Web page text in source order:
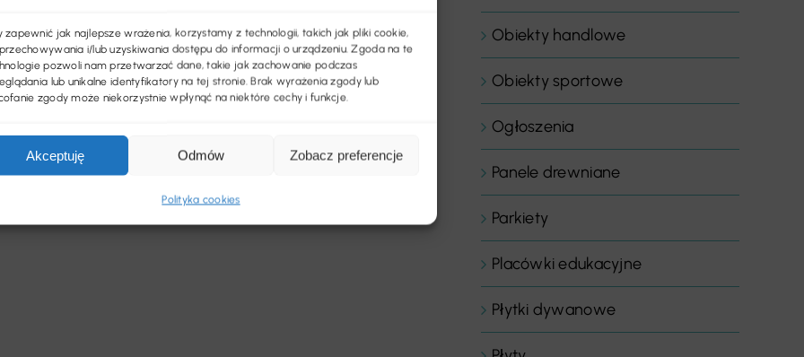
zapewnić jak najlepsze wrażenia, korzystamy z technologii, takich jak pliki cookie,
i/lub uzyskiwania dostępu do informacji o urządzeniu. Zgoda na te
pozwoli nam przetwarzać dane, takie jak zachowanie podczas
lub unikalne identyfikatory na tej stronie. Brak wyrażenia zgody lub
zgody może niekorzystnie wpłynąć na niektóre cechy i funkcje.
Akceptuję Odmów Zobacz preferencje
Polityka cookies
Obiekty handlowe
Obiekty sportowe
Ogłoszenia
Panele drewniane
Parkiety
Placówki edukacyjne
Płytki dywanowe